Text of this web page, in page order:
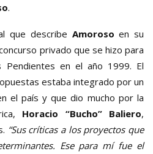
.
que describe Amorosoen su
privado que se hizo para
en el año 1999. El
estaba integrado por un
el país y que dio mucho por la
Horacio “Bucho” Baliero,
“Sus críticas a los proyectos que
Ese para mí fue el